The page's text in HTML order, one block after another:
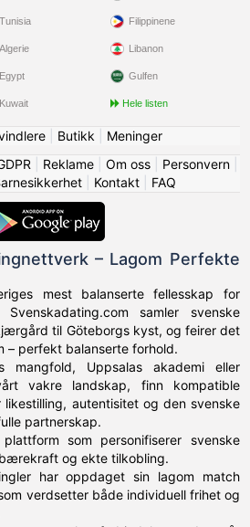
Tunisia
Algerie
Egypt
Kuwait
Filippinene
Libanon
Gulfen
Hele listen
| Butikk
Meninger
Reklame| Om oss| Personvern|
Kontakt FAQ
– Lagom Perfekte
mest balanserte fellesskap for
Svenskadating.com samler svenske
til Göteborgs kyst, og feirer det
– perfekt balanserte forhold.
Uppsalas akademi eller
vakre landskap, finn kompatible
likestilling, autentisitet og den svenske
partnerskap.
som personifiserer svenske
og ekte tilkobling.
har oppdaget sin lagom match
verdsetter både individuell frihet og